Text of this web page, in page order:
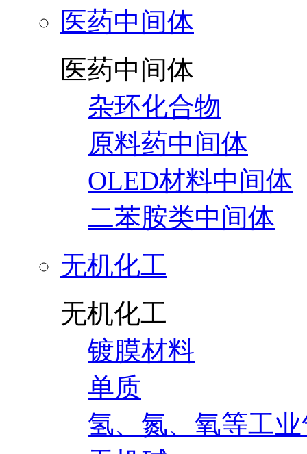
医药中间体
医药中间体
杂环化合物
原料药中间体
OLED材料中间体
二苯胺类中间体
无机化工
无机化工
镀膜材料
单质
氢、氮、氧等工